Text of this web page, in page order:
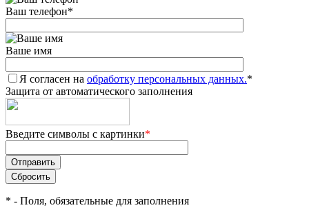
Ваш телефон*
Ваше имя
Я согласен на обработку персональных данных.*
Защита от автоматического заполнения
Введите символы с картинки*
* - Поля, обязательные для заполнения